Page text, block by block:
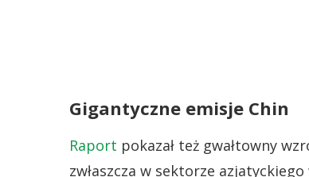
Gigantyczne emisje Chin
Raport pokazał też gwałtowny
zwłaszcza w sektorze azjatyckiego